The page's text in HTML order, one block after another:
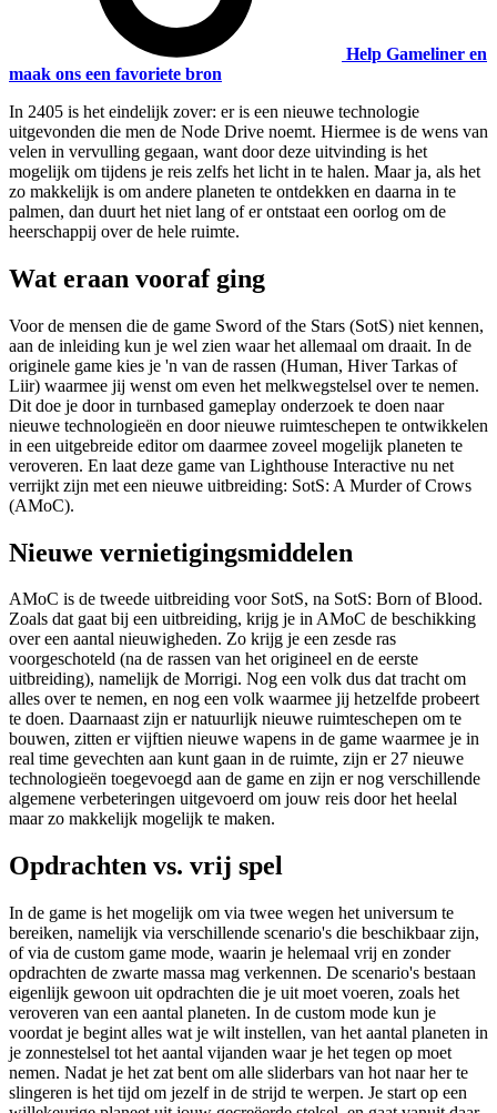
Help Gameliner en
maak ons een favoriete bron
In 2405 is het eindelijk zover: er is een nieuwe technologie
uitgevonden die men de Node Drive noemt. Hiermee is de wens van
velen in vervulling gegaan, want door deze uitvinding is het
mogelijk om tijdens je reis zelfs het licht in te halen. Maar ja, als het
zo makkelijk is om andere planeten te ontdekken en daarna in te
palmen, dan duurt het niet lang of er ontstaat een oorlog om de
heerschappij over de hele ruimte.
Wat eraan vooraf ging
Voor de mensen die de game Sword of the Stars (SotS) niet kennen,
aan de inleiding kun je wel zien waar het allemaal om draait. In de
originele game kies je 'n van de rassen (Human, Hiver Tarkas of
Liir) waarmee jij wenst om even het melkwegstelsel over te nemen.
Dit doe je door in turnbased gameplay onderzoek te doen naar
nieuwe technologieën en door nieuwe ruimteschepen te ontwikkelen
in een uitgebreide editor om daarmee zoveel mogelijk planeten te
veroveren. En laat deze game van Lighthouse Interactive nu net
verrijkt zijn met een nieuwe uitbreiding: SotS: A Murder of Crows
(AMoC).
Nieuwe vernietigingsmiddelen
AMoC is de tweede uitbreiding voor SotS, na SotS: Born of Blood.
Zoals dat gaat bij een uitbreiding, krijg je in AMoC de beschikking
over een aantal nieuwigheden. Zo krijg je een zesde ras
voorgeschoteld (na de rassen van het origineel en de eerste
uitbreiding), namelijk de Morrigi. Nog een volk dus dat tracht om
alles over te nemen, en nog een volk waarmee jij hetzelfde probeert
te doen. Daarnaast zijn er natuurlijk nieuwe ruimteschepen om te
bouwen, zitten er vijftien nieuwe wapens in de game waarmee je in
real time gevechten aan kunt gaan in de ruimte, zijn er 27 nieuwe
technologieën toegevoegd aan de game en zijn er nog verschillende
algemene verbeteringen uitgevoerd om jouw reis door het heelal
maar zo makkelijk mogelijk te maken.
Opdrachten vs. vrij spel
In de game is het mogelijk om via twee wegen het universum te
bereiken, namelijk via verschillende scenario's die beschikbaar zijn,
of via de custom game mode, waarin je helemaal vrij en zonder
opdrachten de zwarte massa mag verkennen. De scenario's bestaan
eigenlijk gewoon uit opdrachten die je uit moet voeren, zoals het
veroveren van een aantal planeten. In de custom mode kun je
voordat je begint alles wat je wilt instellen, van het aantal planeten in
je zonnestelsel tot het aantal vijanden waar je het tegen op moet
nemen. Nadat je het zat bent om alle sliderbars van hot naar her te
slingeren is het tijd om jezelf in de strijd te werpen. Je start op een